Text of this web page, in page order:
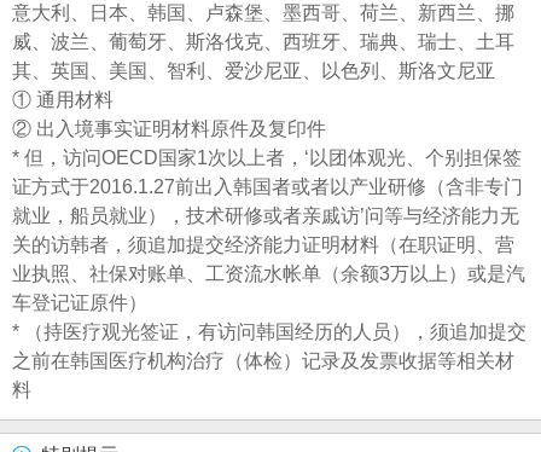
意大利、日本、韩国、卢森堡、墨西哥、荷兰、新西兰、挪
威、波兰、葡萄牙、斯洛伐克、西班牙、瑞典、瑞士、土耳
其、英国、美国、智利、爱沙尼亚、以色列、斯洛文尼亚
① 通用材料
② 出入境事实证明材料原件及复印件
* 但，访问OECD国家1次以上者，‘以团体观光、个别担保签
证方式于2016.1.27前出入韩国者或者以产业研修（含非专门
就业，船员就业），技术研修或者亲戚访’问等与经济能力无
关的访韩者，须追加提交经济能力证明材料（在职证明、营
业执照、社保对账单、工资流水帐单（余额3万以上）或是汽
车登记证原件）
* （持医疗观光签证，有访问韩国经历的人员），须追加提交
之前在韩国医疗机构治疗（体检）记录及发票收据等相关材
料